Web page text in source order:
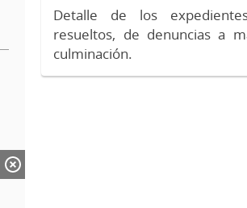
Detalle de los
resueltos, de denuncias a
culminación.